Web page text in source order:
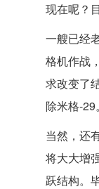
现在呢？
一艘已经
格机作战
求改变了
除米格-29。
当然，还
将大大增
跃结构。